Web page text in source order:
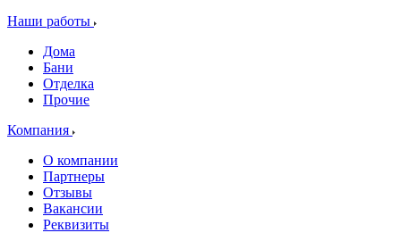
Наши работы
Дома
Бани
Отделка
Прочие
Компания
О компании
Партнеры
Отзывы
Вакансии
Реквизиты